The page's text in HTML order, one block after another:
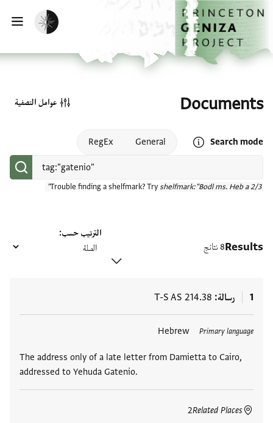
تخطي إلى المحتوى الرئيسي
الصفحة الرئيسية
تفعيل الوضع المظلم
Documents
Search mode
Open search mode help
General
RegEx
Trouble finding a shelfmark? Try shelfmark:"Bodl ms. Heb a 2/3"
عوامل التصفية
Results8 نتائج
الترتيب حسب
1 رسالة T-S AS 214.38
Primary language
Hebrew
The address only of a late letter from Damietta to Cairo,
addressed to Yehuda Gatenio.
Related Places
2
العلامات